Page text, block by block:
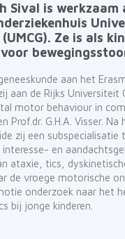
Sival is
Ze is als
aan het
aan de Rijks
motor behaviour in
Prof.dr. G.H.A. Visser.
zij een
interesse- en
ataxie, tics,
de vroege motorische
onderzoek naar het
bij jonge kinderen.